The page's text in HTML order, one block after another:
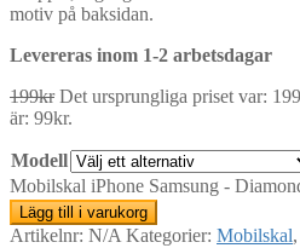
motiv på baksidan.
Levereras inom 1-2 arbetsdagar
199kr Det ursprungliga priset var:
är: 99kr.
Modell
Mobilskal iPhone Samsung -
Lägg till i varukorg
Artikelnr: N/A Kategorier: Mobilskal,